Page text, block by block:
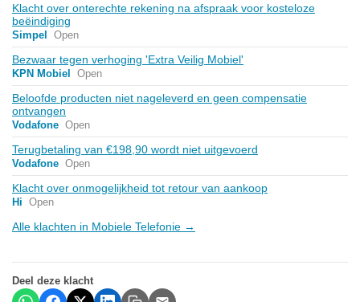
Klacht over onterechte rekening na afspraak voor kosteloze
beëindiging
Simpel Open
Bezwaar tegen verhoging 'Extra Veilig Mobiel'
KPN Mobiel Open
Beloofde producten niet nageleverd en geen compensatie
ontvangen
Vodafone Open
Terugbetaling van €198,90 wordt niet uitgevoerd
Vodafone Open
Klacht over onmogelijkheid tot retour van aankoop
Hi Open
Alle klachten in Mobiele Telefonie →
Deel deze klacht